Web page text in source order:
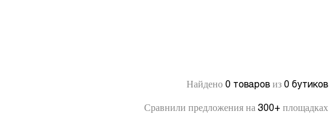
Найдено 0 товаров из 0 бутиков
Сравнили предложения на 300+ площадках